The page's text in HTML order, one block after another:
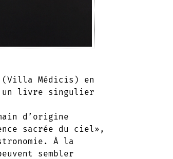
(Villa Médicis) en
un livre singulier
d’origine
sacrée du ciel»,
À la
sembler